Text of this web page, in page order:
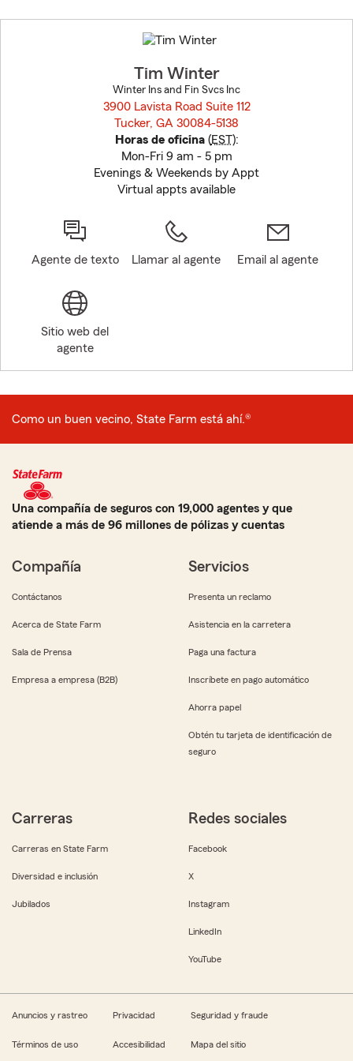
to
before
Tim Winter
Winter Ins and Fin Svcs Inc
3900 Lavista Road Suite 112
Tucker, GA 30084-5138
Horas de oficina(EST):
Mon-Fri 9 am - 5 pm
Evenings & Weekends by Appt
Virtual appts available
Agente de texto Llamar al agente Email al agente
Sitio web del
agente
Como un buen vecino, State Farm está ahí.®
Una compañía de seguros con 19,000 agentes y que
atiende a más de 96 millones de pólizas y cuentas
Compañía
Contáctanos
Acerca de State Farm
Sala de Prensa
Empresa a empresa (B2B)
Servicios
Presenta un reclamo
Asistencia en la carretera
Paga una factura
Inscríbete en pago automático
Ahorra papel
Obtén tu tarjeta de identificación de
seguro
Carreras
Carreras en State Farm
Diversidad e inclusión
Jubilados
Redes sociales
Facebook
X
Instagram
LinkedIn
YouTube
Anuncios y rastreo Privacidad Seguridad y fraude
Términos de uso Accesibilidad Mapa del sitio